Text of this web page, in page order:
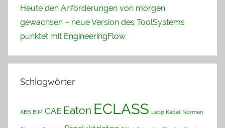
Heute den Anforderungen von morgen
gewachsen – neue Version des ToolSystems
punktet mit EngineeringFlow
Schlagwörter
ABB BIM CAE Eaton ECLASS Lapp Kabel Normen